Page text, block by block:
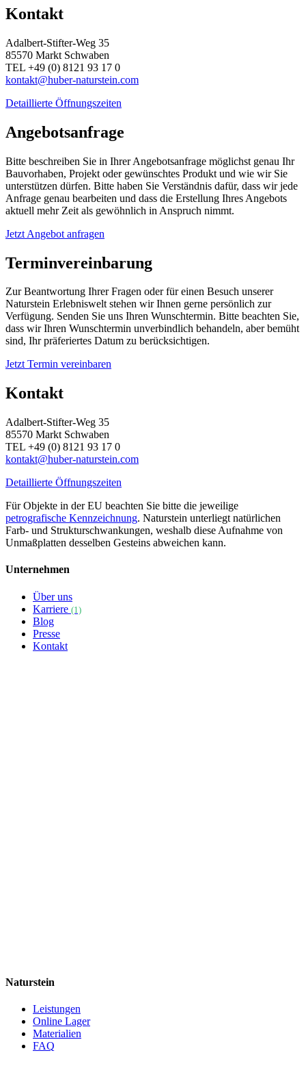
Kontakt
Adalbert-Stifter-Weg 35
85570 Markt Schwaben
TEL +49 (0) 8121 93 17 0
kontakt@huber-naturstein.com
Detaillierte Öffnungszeiten
Angebotsanfrage
Bitte beschreiben Sie in Ihrer Angebotsanfrage möglichst genau Ihr
Bauvorhaben, Projekt oder gewünschtes Produkt und wie wir Sie
unterstützen dürfen. Bitte haben Sie Verständnis dafür, dass wir jede
Anfrage genau bearbeiten und dass die Erstellung Ihres Angebots
aktuell mehr Zeit als gewöhnlich in Anspruch nimmt.
Jetzt Angebot anfragen
Terminvereinbarung
Zur Beantwortung Ihrer Fragen oder für einen Besuch unserer
Naturstein Erlebniswelt stehen wir Ihnen gerne persönlich zur
Verfügung. Senden Sie uns Ihren Wunschtermin. Bitte beachten Sie,
dass wir Ihren Wunschtermin unverbindlich behandeln, aber bemüht
sind, Ihr präferiertes Datum zu berücksichtigen.
Jetzt Termin vereinbaren
Kontakt
Adalbert-Stifter-Weg 35
85570 Markt Schwaben
TEL +49 (0) 8121 93 17 0
kontakt@huber-naturstein.com
Detaillierte Öffnungszeiten
Für Objekte in der EU beachten Sie bitte die jeweilige
petrografische Kennzeichnung. Naturstein unterliegt natürlichen
Farb- und Strukturschwankungen, weshalb diese Aufnahme von
Unmaßplatten desselben Gesteins abweichen kann.
Unternehmen
Über uns
Karriere (1)
Blog
Presse
Kontakt
Naturstein
Leistungen
Online Lager
Materialien
FAQ